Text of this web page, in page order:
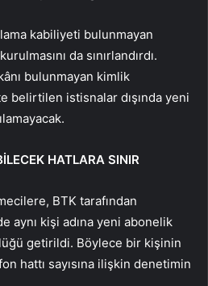
kabiliyeti bulunmayan
da sınırlandırdı.
bulunmayan kimlik
belirtilen istisnalar dışında yeni
HATLARA SINIR
BTK tarafından
aynı kişi adına yeni abonelik
getirildi. Böylece bir kişinin
hattı sayısına ilişkin denetimin